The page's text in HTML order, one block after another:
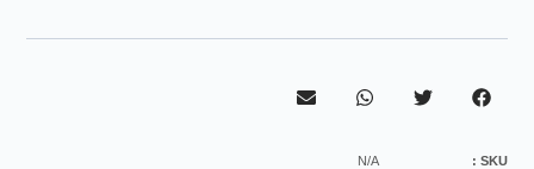
SKU :
N/A